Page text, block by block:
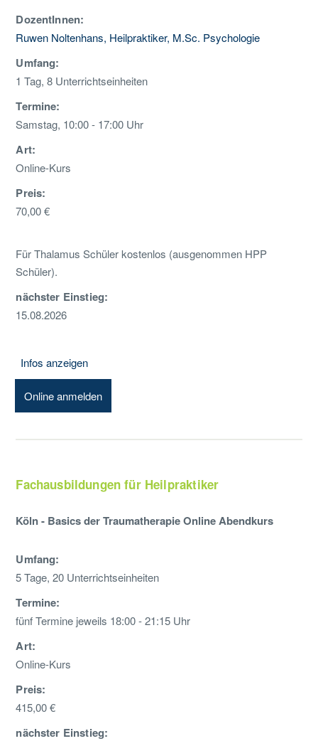
DozentInnen:
Ruwen Noltenhans, Heilpraktiker, M.Sc. Psychologie
Umfang:
1 Tag, 8 Unterrichtseinheiten
Termine:
Samstag, 10:00 - 17:00 Uhr
Art:
Online-Kurs
Preis:
70,00 €
Für Thalamus Schüler kostenlos (ausgenommen HPP
Schüler).
nächster Einstieg:
15.08.2026
Infos anzeigen
Online anmelden
Fachausbildungen für Heilpraktiker
Köln - Basics der Traumatherapie Online Abendkurs
Umfang:
5 Tage, 20 Unterrichtseinheiten
Termine:
fünf Termine jeweils 18:00 - 21:15 Uhr
Art:
Online-Kurs
Preis:
415,00 €
nächster Einstieg: